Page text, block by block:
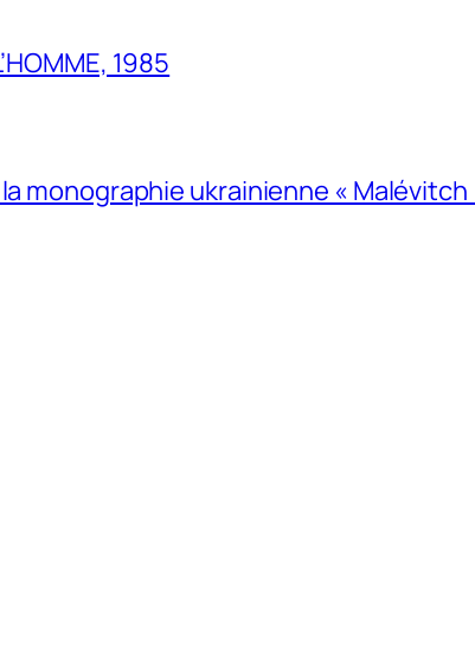
1985
monographie ukrainienne «